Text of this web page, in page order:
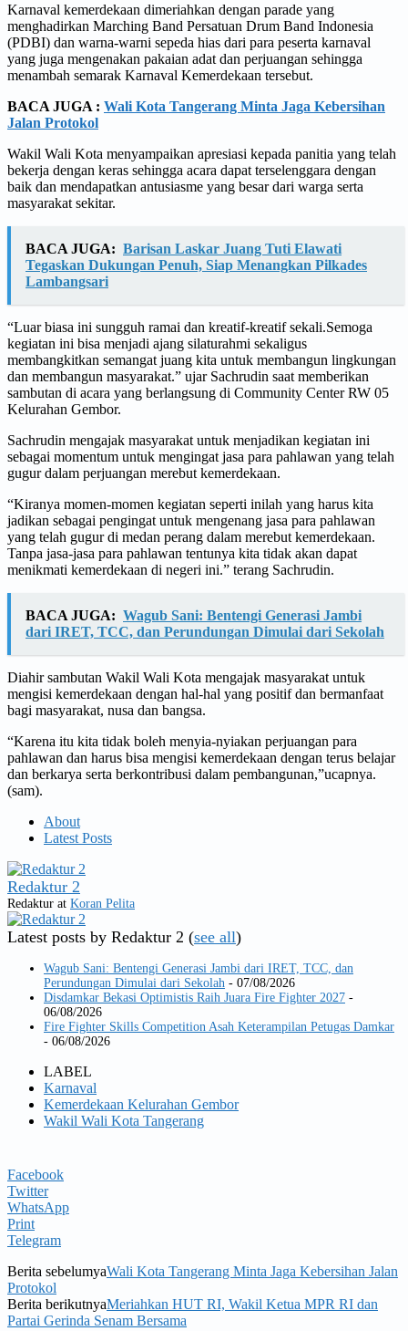
Karnaval kemerdekaan dimeriahkan dengan parade yang
menghadirkan Marching Band Persatuan Drum Band Indonesia
(PDBI) dan warna-warni sepeda hias dari para peserta karnaval
yang juga mengenakan pakaian adat dan perjuangan sehingga
menambah semarak Karnaval Kemerdekaan tersebut.
BACA JUGA : Wali Kota Tangerang Minta Jaga Kebersihan
Jalan Protokol
Wakil Wali Kota menyampaikan apresiasi kepada panitia yang telah
bekerja dengan keras sehingga acara dapat terselenggara dengan
baik dan mendapatkan antusiasme yang besar dari warga serta
masyarakat sekitar.
BACA JUGA: Barisan Laskar Juang Tuti Elawati
Tegaskan Dukungan Penuh, Siap Menangkan Pilkades
Lambangsari
“Luar biasa ini sungguh ramai dan kreatif-kreatif sekali.Semoga
kegiatan ini bisa menjadi ajang silaturahmi sekaligus
membangkitkan semangat juang kita untuk membangun lingkungan
dan membangun masyarakat.” ujar Sachrudin saat memberikan
sambutan di acara yang berlangsung di Community Center RW 05
Kelurahan Gembor.
Sachrudin mengajak masyarakat untuk menjadikan kegiatan ini
sebagai momentum untuk mengingat jasa para pahlawan yang telah
gugur dalam perjuangan merebut kemerdekaan.
“Kiranya momen-momen kegiatan seperti inilah yang harus kita
jadikan sebagai pengingat untuk mengenang jasa para pahlawan
yang telah gugur di medan perang dalam merebut kemerdekaan.
Tanpa jasa-jasa para pahlawan tentunya kita tidak akan dapat
menikmati kemerdekaan di negeri ini.” terang Sachrudin.
BACA JUGA: Wagub Sani: Bentengi Generasi Jambi
dari IRET, TCC, dan Perundungan Dimulai dari Sekolah
Diahir sambutan Wakil Wali Kota mengajak masyarakat untuk
mengisi kemerdekaan dengan hal-hal yang positif dan bermanfaat
bagi masyarakat, nusa dan bangsa.
“Karena itu kita tidak boleh menyia-nyiakan perjuangan para
pahlawan dan harus bisa mengisi kemerdekaan dengan terus belajar
dan berkarya serta berkontribusi dalam pembangunan,”ucapnya.
(sam).
About
Latest Posts
Redaktur 2
Redaktur at Koran Pelita
Latest posts by Redaktur 2 (see all)
Wagub Sani: Bentengi Generasi Jambi dari IRET, TCC, dan
Perundungan Dimulai dari Sekolah - 07/08/2026
Disdamkar Bekasi Optimistis Raih Juara Fire Fighter 2027 -
06/08/2026
Fire Fighter Skills Competition Asah Keterampilan Petugas Damkar
- 06/08/2026
LABEL
Karnaval
Kemerdekaan Kelurahan Gembor
Wakil Wali Kota Tangerang
Facebook
Twitter
WhatsApp
Print
Telegram
Berita sebelumyaWali Kota Tangerang Minta Jaga Kebersihan Jalan
Protokol
Berita berikutnyaMeriahkan HUT RI, Wakil Ketua MPR RI dan
Partai Gerinda Senam Bersama